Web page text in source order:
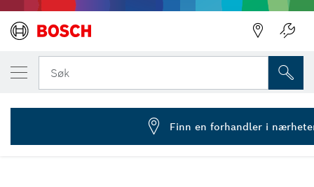
Søk
... Ekspansjonsvalser til poleringsmaskiner
DIN VALGTE VARIANT
Ekspansjonsvalse
2 608 000 610
Finn en forhandler i